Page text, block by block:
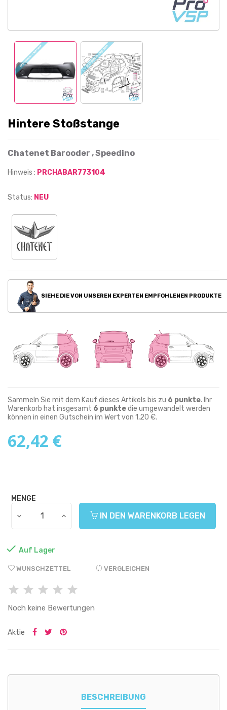
Hintere Stoßstange
Chatenet Barooder , Speedino
Hinweis : PRCHABAR773104
Status: NEU
SIEHE DIE VON UNSEREN EXPERTEN EMPFOHLENEN PRODUKTE
Sammeln Sie mit dem Kauf dieses Artikels bis zu 6 punkte. Ihr
Warenkorb hat insgesamt 6 punktedie umgewandelt werden
können in einen Gutschein im Wert von 1,20 €.
62,42 €
MENGE
IN DEN WARENKORB LEGEN
 Auf Lager
WUNSCHZETTEL VERGLEICHEN
Noch keine Bewertungen
Aktie
BESCHREIBUNG